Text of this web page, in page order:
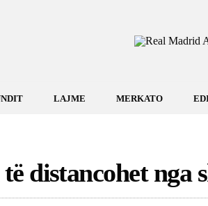
LAJME MERKATO
distancohet nga